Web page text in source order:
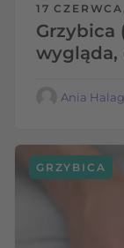
17
Grzybica
wygląda,
Ania
GRZYBICA